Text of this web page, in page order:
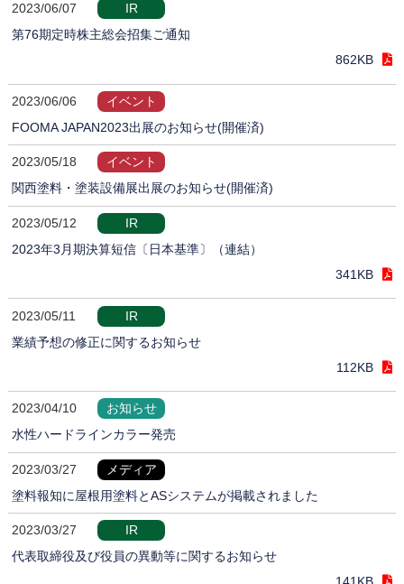
2023/06/07
IR
第76期定時株主総会招集ご通知
862KB
2023/06/06
イベント
FOOMA JAPAN2023出展のお知らせ(開催済)
2023/05/18
イベント
関西塗料・塗装設備展出展のお知らせ(開催済)
2023/05/12
IR
2023年3月期決算短信〔日本基準〕（連結）
341KB
2023/05/11
IR
業績予想の修正に関するお知らせ
112KB
2023/04/10
お知らせ
水性ハードラインカラー発売
2023/03/27
メディア
塗料報知に屋根用塗料とASシステムが掲載されました
2023/03/27
IR
代表取締役及び役員の異動等に関するお知らせ